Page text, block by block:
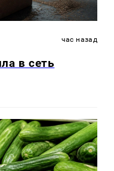
час назад
в сеть